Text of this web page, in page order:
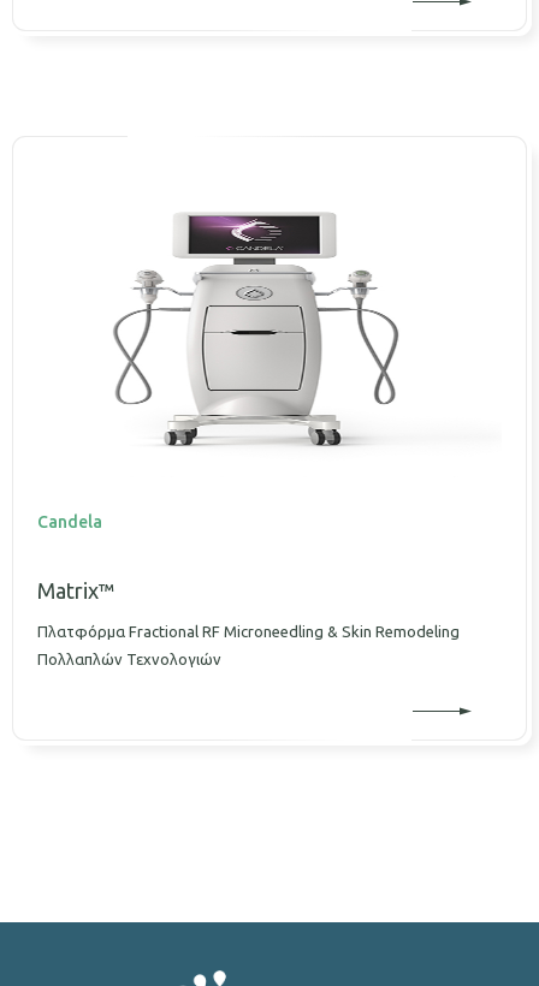
Candela
Matrix™
Πλατφόρμα Fractional RF Microneedling & Skin Remodeling
Πολλαπλών Τεχνολογιών